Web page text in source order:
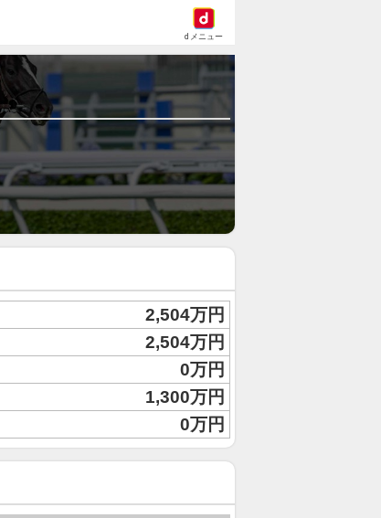
dメニュー
2,504万円
2,504万円
0万円
1,300万円
0万円